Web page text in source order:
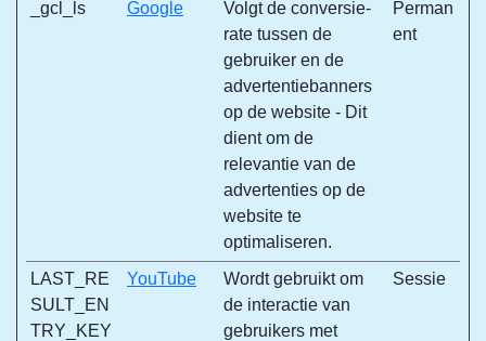
_gcl_ls Google
Volgt de conversie-
rate tussen de
gebruiker en de
advertentiebanners
op de website - Dit
dient om de
relevantie van de
advertenties op de
website te
optimaliseren.
Perman
ent
LAST_RE
SULT_EN
TRY_KEY
YouTube
Wordt gebruikt om
de interactie van
gebruikers met
Sessie